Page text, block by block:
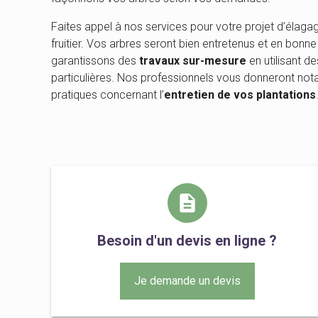
Faites appel à nos services pour votre projet
fruitier. Vos arbres seront bien entretenus et en
garantissons des travaux sur-mesure en utilisant
particulières. Nos professionnels vous donneront
pratiques concernant l’entretien de vos plantations.
description
Besoin d'un devis en ligne ?
Je demande un devis